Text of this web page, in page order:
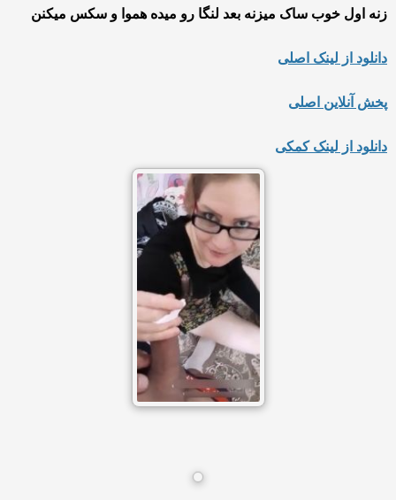
زنه اول خوب ساک میزنه بعد لنگا رو میده هموا و سکس میکنن
دانلود از لینک اصلی
پخش آنلاین اصلی
دانلود از لینک کمکی